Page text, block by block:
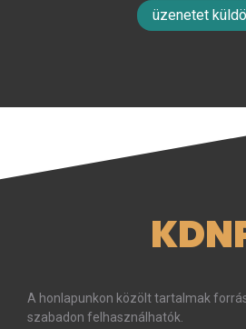
üzenetet
A honlapunkon közölt tartalmak
szabadon felhasználhatók.